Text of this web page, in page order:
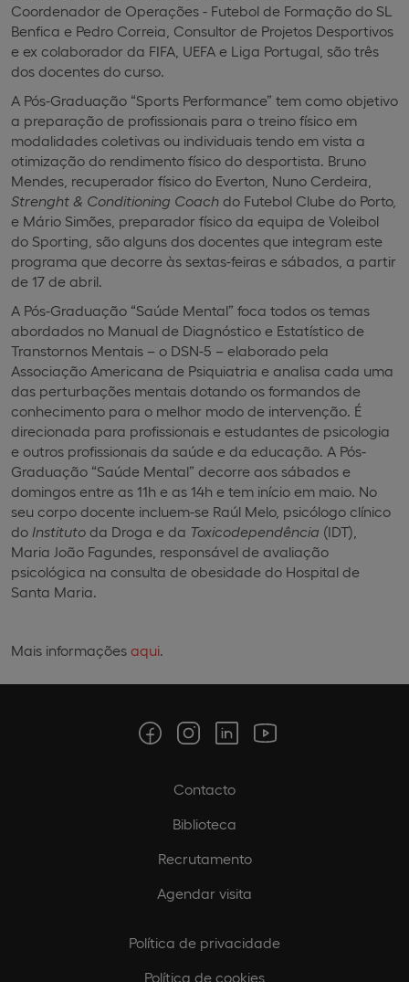
Coordenador de Operações - Futebol de Formação do SL
Benfica e Pedro Correia, Consultor de Projetos Desportivos
e ex colaborador da FIFA, UEFA e Liga Portugal, são três
dos docentes do curso.
A Pós-Graduação “Sports Performance” tem como objetivo
a preparação de profissionais para o treino físico em
modalidades coletivas ou individuais tendo em vista a
otimização do rendimento físico do desportista. Bruno
Mendes, recuperador físico do Everton, Nuno Cerdeira,
Strenght & Conditioning Coach do Futebol Clube do Porto,
e Mário Simões, preparador físico da equipa de Voleibol
do Sporting, são alguns dos docentes que integram este
programa que decorre às sextas-feiras e sábados, a partir
de 17 de abril.
A Pós-Graduação “Saúde Mental” foca todos os temas
abordados no Manual de Diagnóstico e Estatístico de
Transtornos Mentais – o DSN-5 – elaborado pela
Associação Americana de Psiquiatria e analisa cada uma
das perturbações mentais dotando os formandos de
conhecimento para o melhor modo de intervenção. É
direcionada para profissionais e estudantes de psicologia
e outros profissionais da saúde e da educação. A Pós-
Graduação “Saúde Mental” decorre aos sábados e
domingos entre as 11h e as 14h e tem início em maio. No
seu corpo docente incluem-se Raúl Melo, psicólogo clínico
do Instituto da Droga e da Toxicodependência (IDT),
Maria João Fagundes, responsável de avaliação
psicológica na consulta de obesidade do Hospital de
Santa Maria.
Mais informações aqui.
Contacto
Biblioteca
Recrutamento
Agendar visita
Política de privacidade
Política de cookies